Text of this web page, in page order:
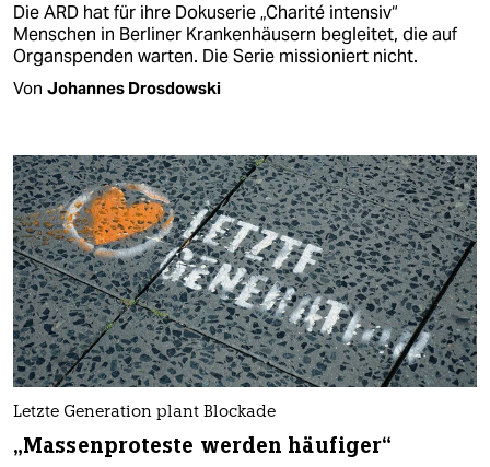
Die ARD hat für ihre Dokuserie „Charité intensiv“
Menschen in Berliner Krankenhäusern begleitet, die auf
Organspenden warten. Die Serie missioniert nicht.
Von Johannes Drosdowski
Letzte Generation plant Blockade
„Massenproteste werden häufiger“